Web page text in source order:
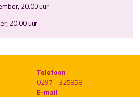
20.00 uur
20.00 uur
Telefoon
0297 - 325858
E-mail